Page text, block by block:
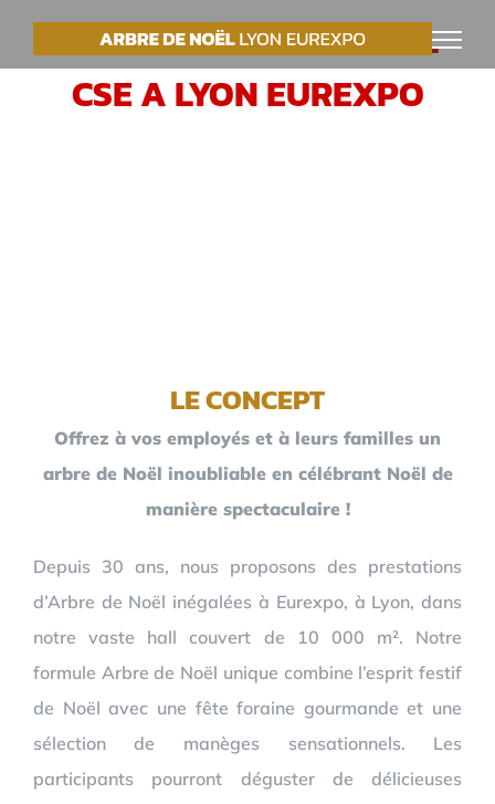
PasserVOTRE ARBRE DE NOËL
CSE A LYON EUREXPO
LE CONCEPT
Offrez à vos employés et à leurs familles un
arbre de Noël inoubliable en célébrant Noël de
manière spectaculaire !
Depuis 30 ans, nous proposons des prestations
d’Arbre de Noël inégalées à Eurexpo, à Lyon, dans
notre vaste hall couvert de 10 000 m². Notre
formule Arbre de Noël unique combine l’esprit festif
de Noël avec une fête foraine gourmande et une
sélection de manèges sensationnels. Les
participants pourront déguster de délicieuses